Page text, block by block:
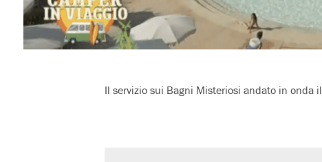
Il servizio sui Bagni Misteriosi andato in onda